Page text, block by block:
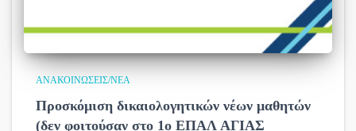
ΑΝΑΚΟΙΝΏΣΕΙΣ/ΝΈΑ
Προσκόμιση δικαιολογητικών νέων μαθητών
(δεν φοιτούσαν στο 1ο ΕΠΑΛ ΑΓΙΑΣ